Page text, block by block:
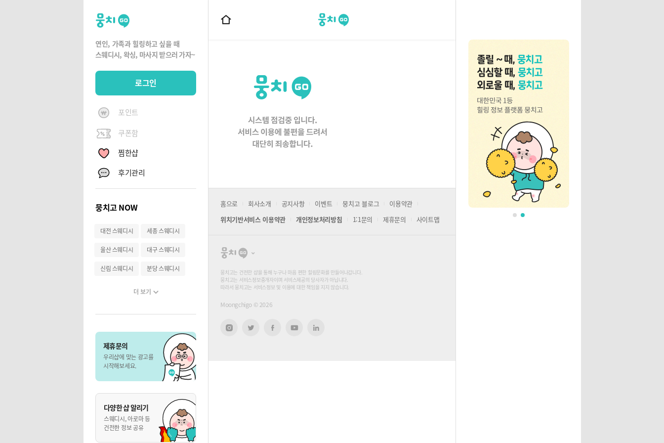
뭉
치
고
연인, 가족과 힐링하고 싶을 때
스웨디시, 왁싱, 마사지 받으러 가자~
로그인
포인트
쿠폰함
찜한샵
후기관리
뭉치고 NOW
대전 스웨디시 세종 스웨디시
울산 스웨디시 대구 스웨디시
신림 스웨디시 분당 스웨디시
더 보기
제휴문의
우리샵에 맞는 광고를
시작해보세요.
다양한 샵 알리기
스웨디시, 아로마 등
건전한 정보 공유
뭉치고
홈
홈으로 회사소개 공지사항 이벤트 뭉치고 블로그
이용약관
위치기반서비스 이용약관
개인정보처리방침 1:1문의 제휴문의 사이트맵
뭉
고
뭉치고는 건전한 샵을 통해 누구나 마음 편한 힐링문화를 만들어나갑니다.
뭉치고는 서비스정보중개자이며 서비스제공의 당사자가 아닙니다.
따라서 뭉치고는 서비스정보 및 이용에 대한 책임을 지지 않습니다.
Moongchigo © 2026